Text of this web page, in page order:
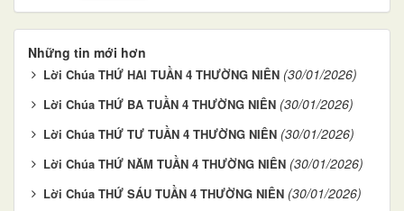
Những tin mới hơn
Lời Chúa THỨ HAI TUẦN 4 THƯỜNG NIÊN (30/01/2026)
Lời Chúa THỨ BA TUẦN 4 THƯỜNG NIÊN (30/01/2026)
Lời Chúa THỨ TƯ TUẦN 4 THƯỜNG NIÊN (30/01/2026)
Lời Chúa THỨ NĂM TUẦN 4 THƯỜNG NIÊN (30/01/2026)
Lời Chúa THỨ SÁU TUẦN 4 THƯỜNG NIÊN (30/01/2026)